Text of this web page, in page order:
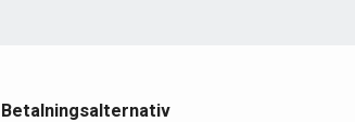
Betalningsalternativ